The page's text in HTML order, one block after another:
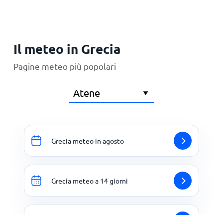
Il meteo in Grecia
Pagine meteo più popolari
Grecia meteo in agosto
Grecia meteo a 14 giorni